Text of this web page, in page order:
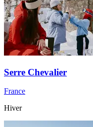
Serre Chevalier
France
Hiver